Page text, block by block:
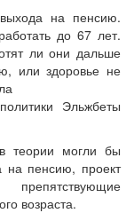
на пенсию.
до 67 лет.
ли они дальше
или здоровье не
Эльжбеты
теории могли бы
на пенсию, проект
препятствующие
возраста.